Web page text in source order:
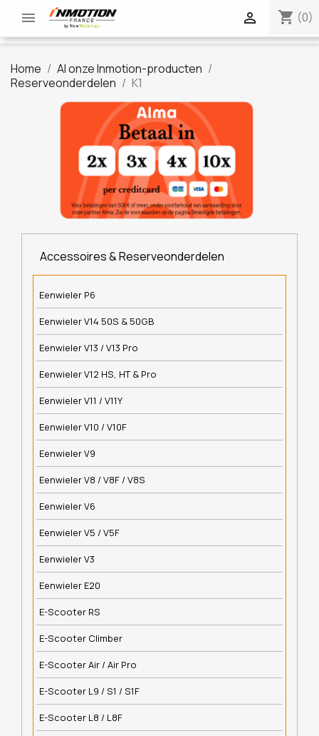
 shopping_cart (0)

Home
Al onze Inmotion-producten
Reserveonderdelen
K1
Accessoires & Reserveonderdelen
Eenwieler P6
Eenwieler V14 50S & 50GB
Eenwieler V13 / V13 Pro
Eenwieler V12 HS, HT & Pro
Eenwieler V11 / V11Y
Eenwieler V10 / V10F
Eenwieler V9
Eenwieler V8 / V8F / V8S
Eenwieler V6
Eenwieler V5 / V5F
Eenwieler V3
Eenwieler E20
E-Scooter RS
E-Scooter Climber
E-Scooter Air / Air Pro
E-Scooter L9 / S1 / S1F
E-Scooter L8 / L8F